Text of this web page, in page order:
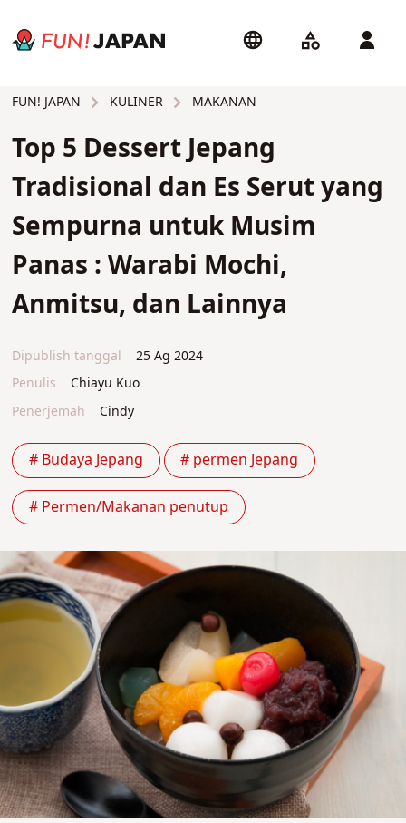
FUN! JAPAN KULINER MAKANAN
Top 5 Dessert Jepang
Tradisional dan Es Serut yang
Sempurna untuk Musim
Panas : Warabi Mochi,
Anmitsu, dan Lainnya
Dipublish tanggal
25 Ag 2024
Penulis
Chiayu Kuo
Penerjemah
Cindy
# Budaya Jepang # permen Jepang
# Permen/Makanan penutup